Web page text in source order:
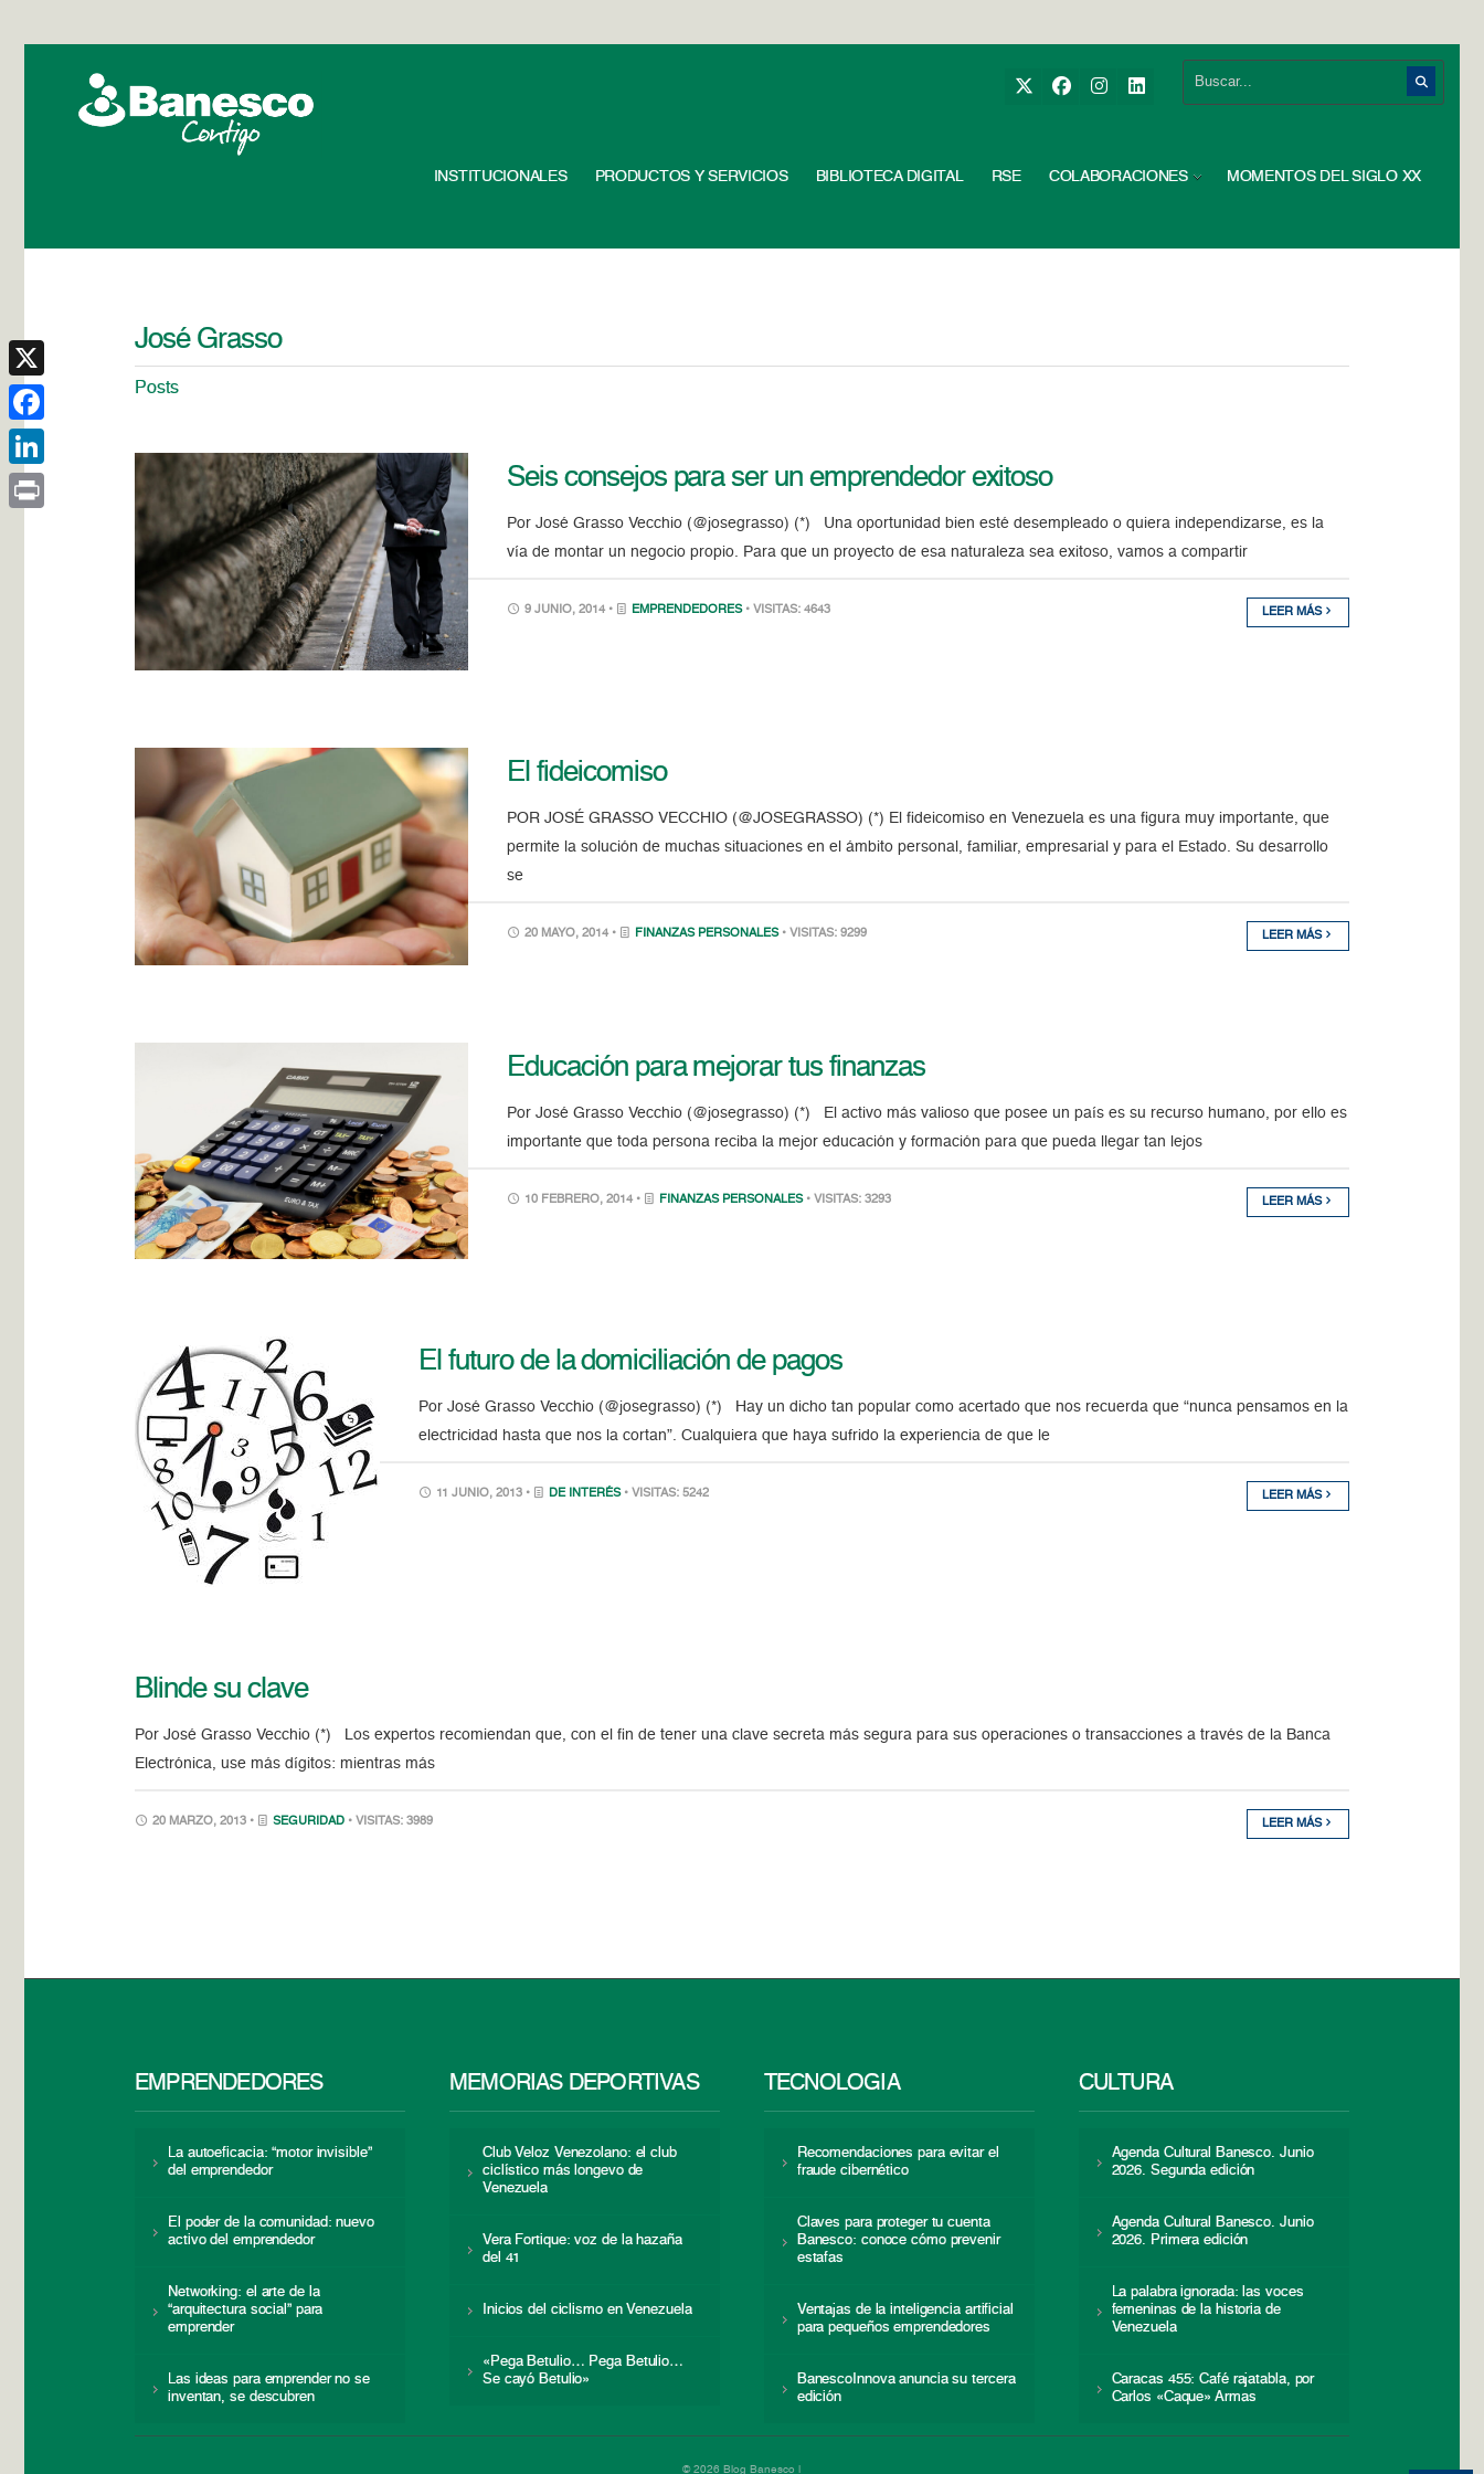
INSTITUCIONALES PRODUCTOS Y SERVICIOS BIBLIOTECA DIGITAL RSE COLABORACIONES MOMENTOS DEL SIGLO XX
José Grasso
Posts
Seis consejos para ser un emprendedor exitoso
Por José Grasso Vecchio (@josegrasso) (*) Una oportunidad bien esté desempleado o quiera independizarse, es la
vía de montar un negocio propio. Para que un proyecto de esa naturaleza sea exitoso, vamos a compartir
9 JUNIO, 2014 • EMPRENDEDORES • VISITAS: 4643 LEER MÁS
El fideicomiso
POR JOSÉ GRASSO VECCHIO (@JOSEGRASSO) (*) El fideicomiso en Venezuela es una figura muy importante, que
permite la solución de muchas situaciones en el ámbito personal, familiar, empresarial y para el Estado. Su desarrollo
se
20 MAYO, 2014 • FINANZAS PERSONALES • VISITAS: 9299 LEER MÁS
Educación para mejorar tus finanzas
Por José Grasso Vecchio (@josegrasso) (*) El activo más valioso que posee un país es su recurso humano, por ello es
importante que toda persona reciba la mejor educación y formación para que pueda llegar tan lejos
10 FEBRERO, 2014 • FINANZAS PERSONALES • VISITAS: 3293 LEER MÁS
El futuro de la domiciliación de pagos
Por José Grasso Vecchio (@josegrasso) (*) Hay un dicho tan popular como acertado que nos recuerda que “nunca pensamos en la
electricidad hasta que nos la cortan”. Cualquiera que haya sufrido la experiencia de que le
11 JUNIO, 2013 • DE INTERÉS • VISITAS: 5242 LEER MÁS
Blinde su clave
Por José Grasso Vecchio (*) Los expertos recomiendan que, con el fin de tener una clave secreta más segura para sus operaciones o transacciones a través de la Banca
Electrónica, use más dígitos: mientras más
20 MARZO, 2013 • SEGURIDAD • VISITAS: 3989 LEER MÁS
EMPRENDEDORES
La autoeficacia: “motor invisible”
del emprendedor
El poder de la comunidad: nuevo
activo del emprendedor
Networking: el arte de la
“arquitectura social” para
emprender
Las ideas para emprender no se
inventan, se descubren
MEMORIAS DEPORTIVAS
Club Veloz Venezolano: el club
ciclístico más longevo de
Venezuela
Vera Fortique: voz de la hazaña
del 41
Inicios del ciclismo en Venezuela
«Pega Betulio… Pega Betulio…
Se cayó Betulio»
TECNOLOGÍA
Recomendaciones para evitar el
fraude cibernético
Claves para proteger tu cuenta
Banesco: conoce cómo prevenir
estafas
Ventajas de la inteligencia artificial
para pequeños emprendedores
BanescoInnova anuncia su tercera
edición
CULTURA
Agenda Cultural Banesco. Junio
2026. Segunda edición
Agenda Cultural Banesco. Junio
2026. Primera edición
La palabra ignorada: las voces
femeninas de la historia de
Venezuela
Caracas 455: Café rajatabla, por
Carlos «Caque» Armas
© 2026 Blog Banesco |
X
Facebook
LinkedIn